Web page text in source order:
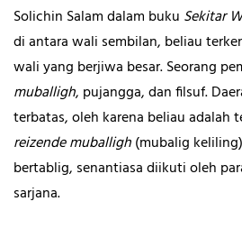
Solichin Salam dalam buku Sekitar
di antara wali sembilan, beliau
wali yang berjiwa besar. Seorang
muballigh, pujangga, dan filsuf.
terbatas, oleh karena beliau adalah
reizende muballigh(mubalig
bertablig, senantiasa diikuti oleh
sarjana.